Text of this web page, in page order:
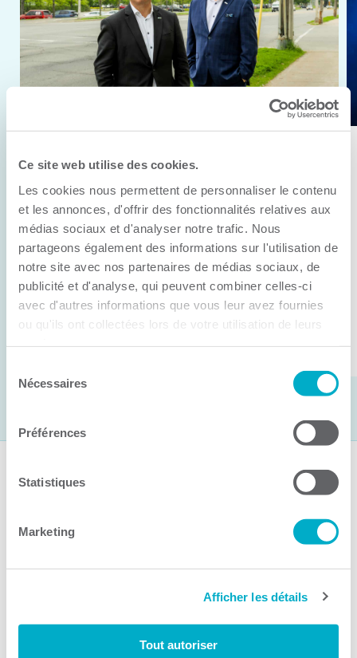
Ce site web utilise des cookies.
Les cookies nous permettent de personnaliser le contenu
et les annonces, d'offrir des fonctionnalités relatives aux
médias sociaux et d'analyser notre trafic. Nous
partageons également des informations sur l'utilisation de
notre site avec nos partenaires de médias sociaux, de
publicité et d'analyse, qui peuvent combiner celles-ci
avec d'autres informations que vous leur avez fournies
ou qu'ils ont collectées lors de votre utilisation de leurs
Nécessaires
Préférences
Statistiques
Marketing
Afficher les détails
Tout autoriser
Anick Métivier devient le nouveau
président de la CCI3R
C’est lors de son assemblée générale annuelle
tenue hier que la Chambre de commerce et
d’industries de ...
Suivez-nous